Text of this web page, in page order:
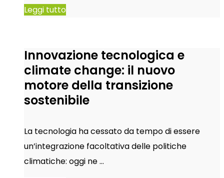
Leggi tutto
Innovazione tecnologica e
climate change: il nuovo
motore della transizione
sostenibile
La tecnologia ha cessato da tempo di essere
un’integrazione facoltativa delle politiche
climatiche: oggi ne …